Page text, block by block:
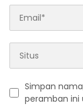
Simpan
peramban ini